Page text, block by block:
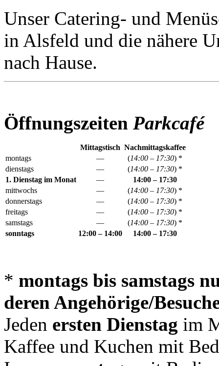
Unser Catering- und
in Alsfeld und die nähere
nach Hause.
Öffnungszeiten Parkcafé
Mittagstisch Nachmittagskaffee
montags
— (14:00 – 17:30) *
dienstags
— (14:00 – 17:30) *
1. Dienstag im Monat
—
14:00 – 17:30
mittwochs
— (14:00 – 17:30) *
donnerstags
— (14:00 – 17:30) *
freitags
— (14:00 – 17:30) *
samstags
— (14:00 – 17:30) *
sonntags
12:00 – 14:00 14:00 – 17:30
* montags bis samstags
deren Angehörige/
Jeden ersten Dienstag im
Kaffee und Kuchen mit